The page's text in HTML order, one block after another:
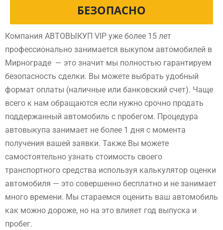
БЕЗОПАСНО
Компания АВТОВЫКУП VIP уже более 15 лет
профессионально занимается выкупом автомобилей в
Мирнограде — это значит мы полностью гарантируем
безопасность сделки. Вы можете выбрать удобный
формат оплаты (наличные или банковский счет). Чаще
всего к нам обращаются если нужно срочно продать
поддержанный автомобиль с пробегом. Процедура
автовыкупа занимает не более 1 дня с момента
получения вашей заявки. Также Вы можете
самостоятельно узнать стоимость своего
транспортного средства используя калькулятор оценки
автомобиля — это совершенно бесплатно и не занимает
много времени. Мы стараемся оценить ваш автомобиль
как можно дороже, но на это влияет год выпуска и
пробег.